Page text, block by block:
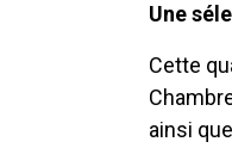
Une
Cette
ainsi